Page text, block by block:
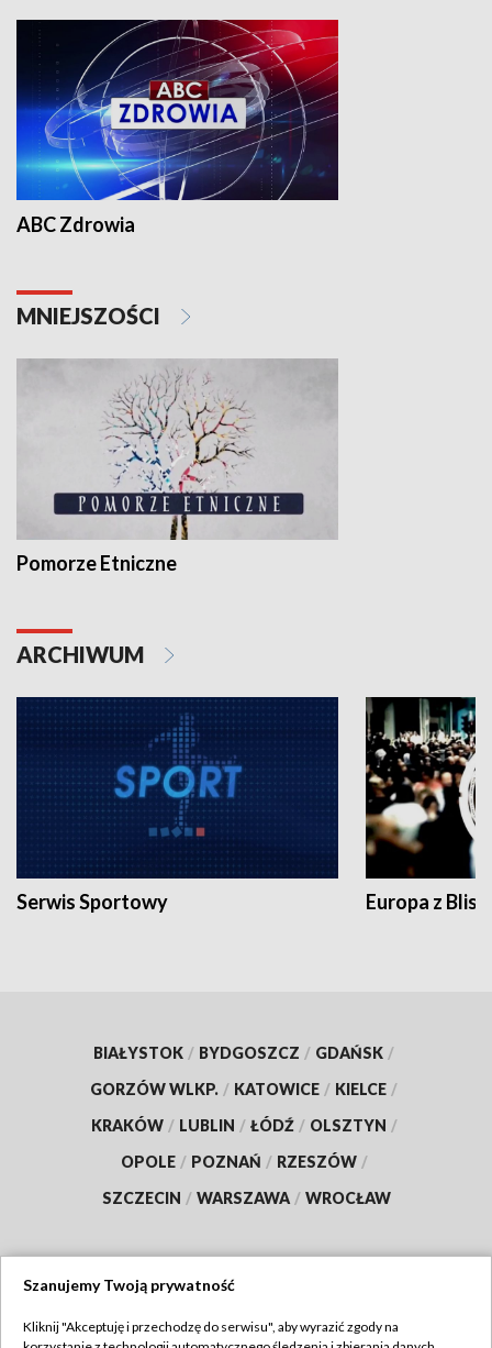
ABC Zdrowia
MNIEJSZOŚCI
Pomorze Etniczne
ARCHIWUM
Serwis Sportowy Europa z
BIAŁYSTOK / BYDGOSZCZ / GDAŃSK /
GORZÓW WLKP. / KATOWICE / KIELCE /
KRAKÓW / LUBLIN / ŁÓDŹ / OLSZTYN /
OPOLE / POZNAŃ / RZESZÓW /
SZCZECIN / WARSZAWA / WROCŁAW
Szanujemy Twoją prywatność
Kliknij "Akceptuję i przechodzę do serwisu", aby wyrazić zgody na